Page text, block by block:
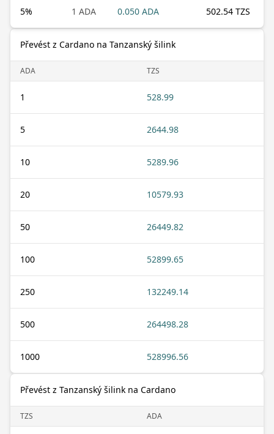
5% 1 ADA 0.050 ADA 502.54 TZS
Převést z Cardano na Tanzanský šilink
ADA TZS
1 528.99
5 2644.98
10 5289.96
20 10579.93
50 26449.82
100 52899.65
250 132249.14
500 264498.28
1000 528996.56
Převést z Tanzanský šilink na Cardano
TZS ADA